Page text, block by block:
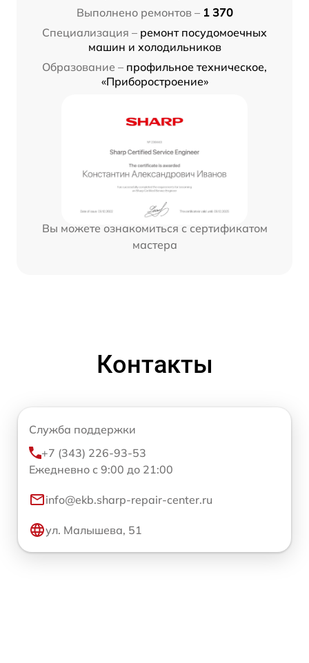
Выполнено ремонтов – 1 370
Специализация – ремонт посудомоечных
машин и холодильников
Образование – профильное техническое,
«Приборостроение»
Вы можете ознакомиться с сертификатом
мастера
Контакты
Служба поддержки
+7 (343) 226-93-53
Ежедневно с 9:00 до 21:00
info@ekb.sharp-repair-center.ru
ул. Малышева, 51